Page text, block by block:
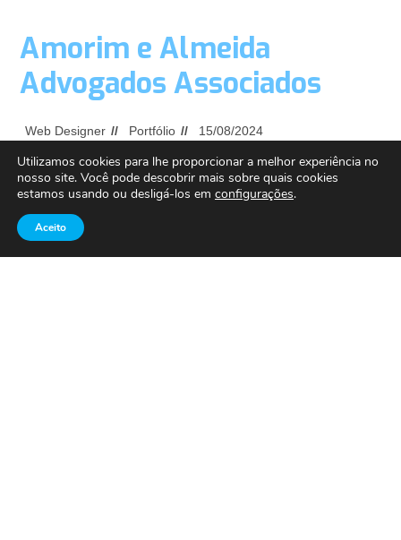
Amorim e Almeida
Advogados Associados
Web Designer Portfólio 15/08/2024
Aprimora Web e Amorim e Almeida Advogados
Associados: Uma Parceria Digital de Sucesso Nos
dias de hoje, a presença digital é um fator
Utilizamos cookies para lhe proporcionar a melhor experiência no
nosso site. Você pode descobrir mais sobre quais cookies
estamos usando ou desligá-los em configurações.
Aceito